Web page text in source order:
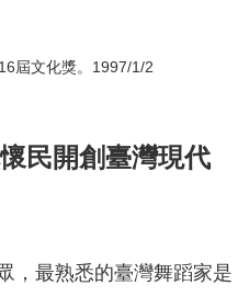
屆文化獎。1997/1/2
民開創臺灣現代
，最熟悉的臺灣舞蹈家是